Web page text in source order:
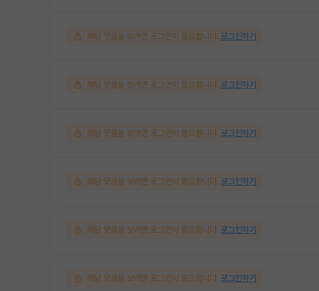
해당 댓글을 보려면 로그인이 필요합니다. 로그인하기
해당 댓글을 보려면 로그인이 필요합니다. 로그인하기
해당 댓글을 보려면 로그인이 필요합니다. 로그인하기
해당 댓글을 보려면 로그인이 필요합니다. 로그인하기
해당 댓글을 보려면 로그인이 필요합니다. 로그인하기
해당 댓글을 보려면 로그인이 필요합니다. 로그인하기